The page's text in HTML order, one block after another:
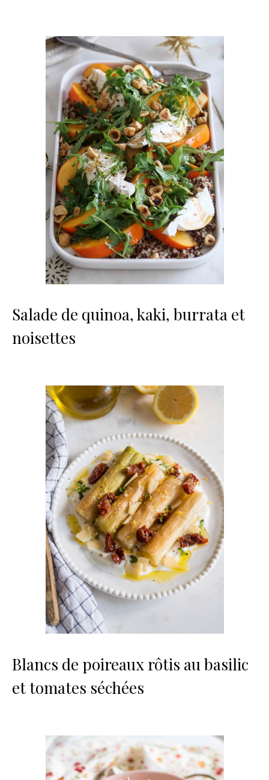
Salade de quinoa, kaki, burrata et
noisettes
Blancs de poireaux rôtis au basilic
et tomates séchées